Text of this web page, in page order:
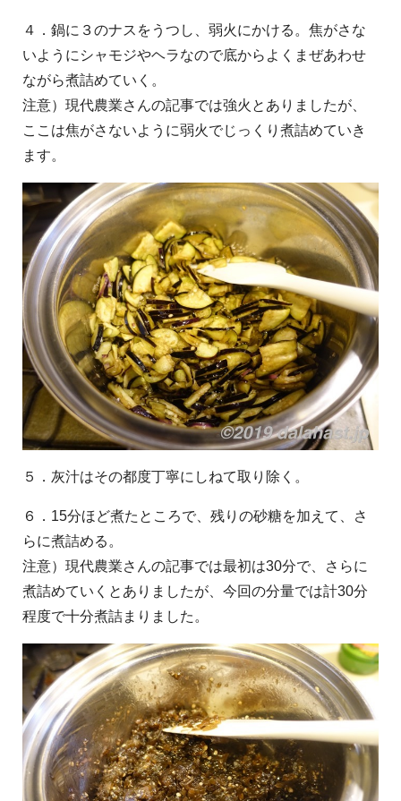
４．鍋に３のナスをうつし、弱火にかける。焦がさな
いようにシャモジやヘラなので底からよくまぜあわせ
ながら煮詰めていく。
注意）現代農業さんの記事では強火とありましたが、
ここは焦がさないように弱火でじっくり煮詰めていき
ます。
５．灰汁はその都度丁寧にしねて取り除く。
６．15分ほど煮たところで、残りの砂糖を加えて、さ
らに煮詰める。
注意）現代農業さんの記事では最初は30分で、さらに
煮詰めていくとありましたが、今回の分量では計30分
程度で十分煮詰まりました。